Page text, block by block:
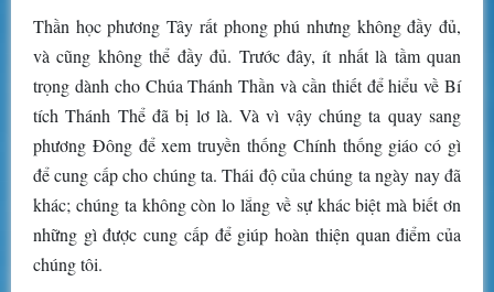
Thần học phương Tây rất phong phú nhưng không đầy đủ,
và cũng không thể đầy đủ. Trước đây, ít nhất là tầm quan
trọng dành cho Chúa Thánh Thần và cần thiết để hiểu về Bí
tích Thánh Thể đã bị lơ là. Và vì vậy chúng ta quay sang
phương Đông để xem truyền thống Chính thống giáo có gì
để cung cấp cho chúng ta. Thái độ của chúng ta ngày nay đã
khác; chúng ta không còn lo lắng về sự khác biệt mà biết ơn
những gì được cung cấp để giúp hoàn thiện quan điểm của
chúng tôi.